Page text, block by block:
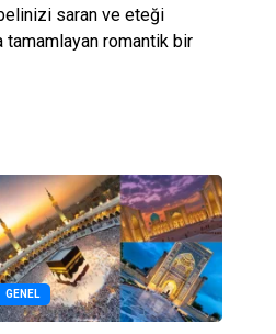
saran ve eteği
tamamlayan romantik bir
GENEL